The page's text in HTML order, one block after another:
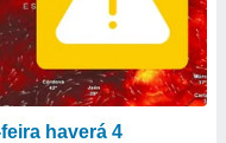
haverá 4